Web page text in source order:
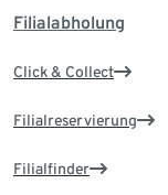
Filialabholung
Click & Collect
Filialreservierung
Filialfinder